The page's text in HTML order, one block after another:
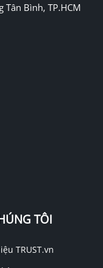
Bình, TP.HCM
TÔI
TRUST.vn